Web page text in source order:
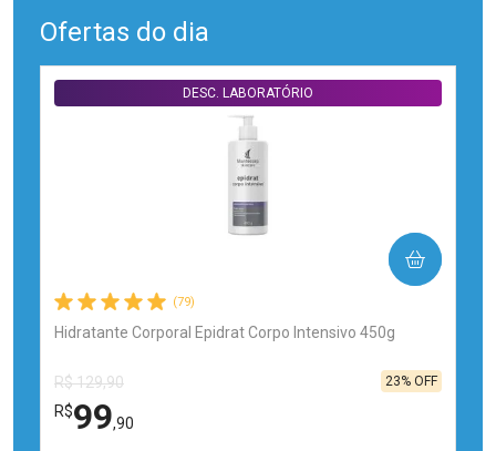
Ofertas do dia
(79)
Hidratante Corporal Epidrat Corpo Intensivo 450g
DESC. LABORATÓRIO
R$ 129,90
R$99,90
23% OFF
COMPRAR